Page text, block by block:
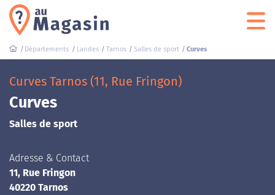
Départements Landes Tarnos Salles de sport Curves
Curves Tarnos (11, Rue Fringon)
Curves
Salles de sport
Adresse & Contact
11, Rue Fringon
40220 Tarnos